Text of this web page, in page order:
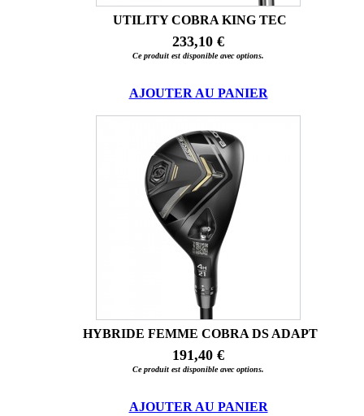
UTILITY COBRA KING TEC
233,10 €
Ce produit est disponible avec options.
AJOUTER AU PANIER
HYBRIDE FEMME COBRA DS ADAPT
191,40 €
Ce produit est disponible avec options.
AJOUTER AU PANIER